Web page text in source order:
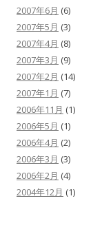
2007年6月 (6)
2007年5月 (3)
2007年4月 (8)
2007年3月 (9)
2007年2月 (14)
2007年1月 (7)
2006年11月 (1)
2006年5月 (1)
2006年4月 (2)
2006年3月 (3)
2006年2月 (4)
2004年12月 (1)